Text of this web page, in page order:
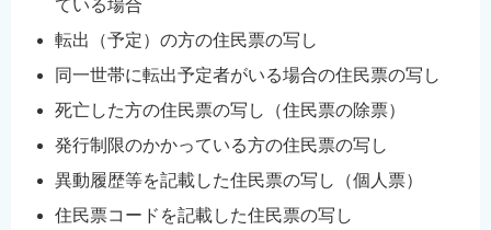
ている場合
転出（予定）の方の住民票の写し
同一世帯に転出予定者がいる場合の住民票の写し
死亡した方の住民票の写し（住民票の除票）
発行制限のかかっている方の住民票の写し
異動履歴等を記載した住民票の写し（個人票）
住民票コードを記載した住民票の写し